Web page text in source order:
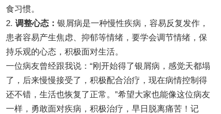
食习惯。
2. 调整心态： 银屑病是一种慢性疾病，容易反复发作，
患者容易产生焦虑、抑郁等情绪，要学会调节情绪，保
持乐观的心态，积极面对生活。
一位病友曾经跟我说：“刚开始得了银屑病，感觉天都塌
了，后来慢慢接受了，积极配合治疗，现在病情控制得
还不错，生活也恢复了正常。”希望大家也能像这位病友
一样，勇敢面对疾病，积极治疗，早日脱离痛苦！记